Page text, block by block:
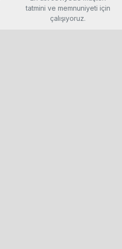
tatmini ve memnuniyeti için
çalışıyoruz.